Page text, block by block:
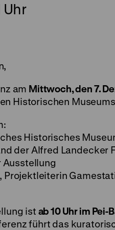
Uhr
am Mittwoch, den 7.
Historischen
Historisches
der Alfred Landecker
Ausstellung
, Projektleiterin
ist ab 10 Uhr im Pei-
führt das